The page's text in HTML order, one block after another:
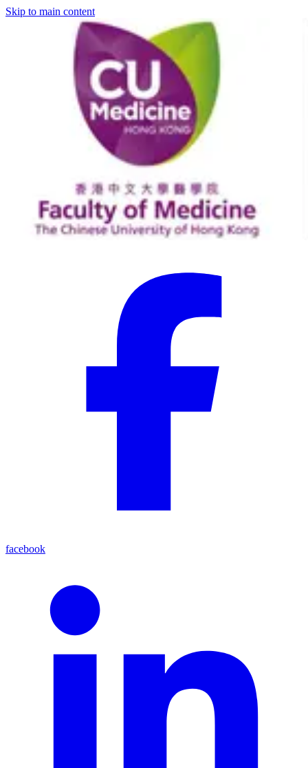
Skip to main content
facebook